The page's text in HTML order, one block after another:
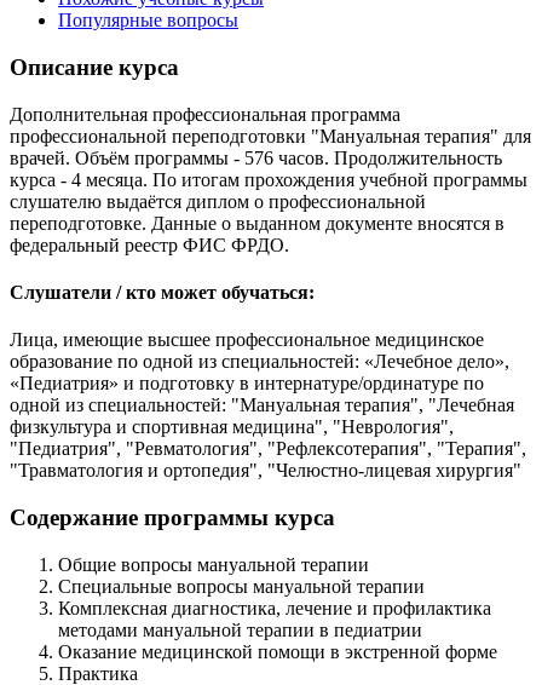
Популярные вопросы
Описание курса
Дополнительная профессиональная программа
профессиональной переподготовки "Мануальная терапия" для
врачей. Объём программы - 576 часов. Продолжительность
курса - 4 месяца. По итогам прохождения учебной программы
слушателю выдаётся диплом о профессиональной
переподготовке. Данные о выданном документе вносятся в
федеральный реестр ФИС ФРДО.
Слушатели / кто может обучаться:
Лица, имеющие высшее профессиональное медицинское
образование по одной из специальностей: «Лечебное дело»,
«Педиатрия» и подготовку в интернатуре/ординатуре по
одной из специальностей: "Мануальная терапия", "Лечебная
физкультура и спортивная медицина", "Неврология",
"Педиатрия", "Ревматология", "Рефлексотерапия", "Терапия",
"Травматология и ортопедия", "Челюстно-лицевая хирургия"
Содержание программы курса
Общие вопросы мануальной терапии
Специальные вопросы мануальной терапии
Комплексная диагностика, лечение и профилактика
методами мануальной терапии в педиатрии
Оказание медицинской помощи в экстренной форме
Практика